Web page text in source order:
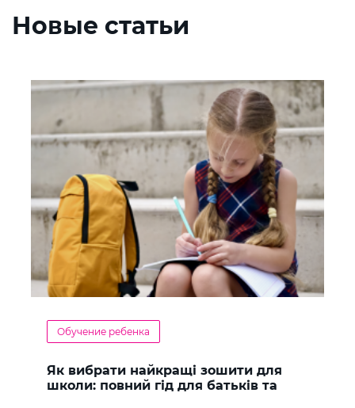
Новые статьи
Обучение ребенка
Як вибрати найкращі зошити для
школи: повний гід для батьків та